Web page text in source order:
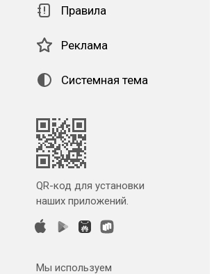
Правила
Реклама
Системная тема
QR-код для установки
наших приложений.
Мы используем